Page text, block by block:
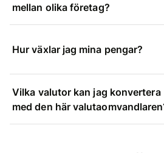
mellan olika företag?
Hur växlar jag mina pengar?
Vilka valutor kan jag konvertera
med den här